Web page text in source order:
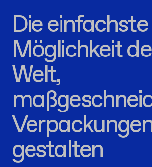
Die einfachste
Möglichkeit
Welt,
gestalten